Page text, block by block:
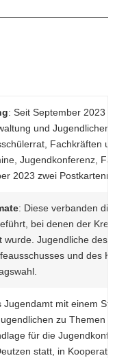
: Seit September 2023
und
Fachkräften
Jugendkonferenz,
2023 zwei
: Diese verbanden
bei denen der
Jugendliche des
und des
Jugendamt mit einem
zu Themen
für die
statt, in